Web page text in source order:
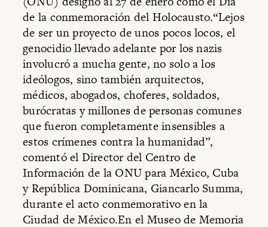
de la conmemoración del Holocausto.“Lejos
de ser un proyecto de unos pocos locos, el
genocidio llevado adelante por los nazis
involucró a mucha gente, no solo a los
ideólogos, sino también arquitectos,
médicos, abogados, choferes, soldados,
burócratas y millones de personas comunes
que fueron completamente insensibles a
estos crímenes contra la humanidad”,
comentó el Director del Centro de
Información de la ONU para México, Cuba
y República Dominicana, Giancarlo Summa,
durante el acto conmemorativo en la
Ciudad de México.En el Museo de Memoria